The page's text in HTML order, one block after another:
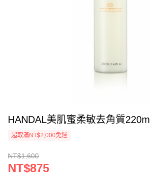
HANDAL美肌蜜柔敏去角質220ml
超取滿NT$2,000免運
NT$1,600
NT$875